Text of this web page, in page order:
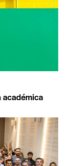
académica